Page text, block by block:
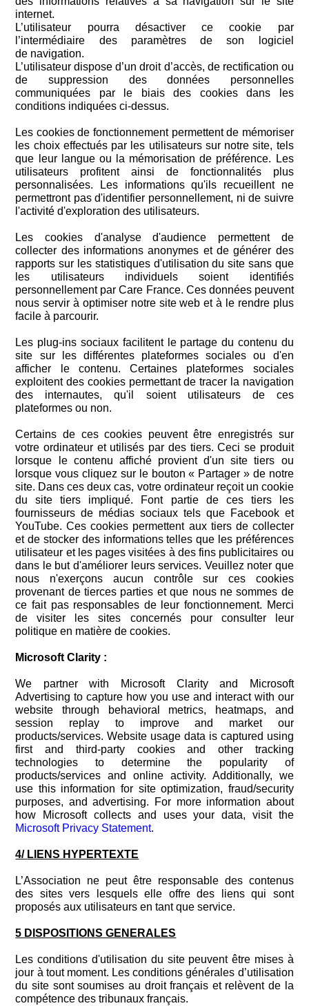
internet.
L’utilisateur pourra désactiver ce cookie par
l’intermédiaire des paramètres de son logiciel
de navigation.
L’utilisateur dispose d’un droit d’accès, de rectification ou
de suppression des données personnelles
communiquées par le biais des cookies dans les
conditions indiquées ci-dessus.
Les cookies de fonctionnement permettent de mémoriser
les choix effectués par les utilisateurs sur notre site, tels
que leur langue ou la mémorisation de préférence. Les
utilisateurs profitent ainsi de fonctionnalités plus
personnalisées. Les informations qu'ils recueillent ne
permettront pas d'identifier personnellement, ni de suivre
l'activité d'exploration des utilisateurs.
Les cookies d'analyse d'audience permettent de
collecter des informations anonymes et de générer des
rapports sur les statistiques d'utilisation du site sans que
les utilisateurs individuels soient identifiés
personnellement par Care France. Ces données peuvent
nous servir à optimiser notre site web et à le rendre plus
facile à parcourir.
Les plug-ins sociaux facilitent le partage du contenu du
site sur les différentes plateformes sociales ou d'en
afficher le contenu. Certaines plateformes sociales
exploitent des cookies permettant de tracer la navigation
des internautes, qu'il soient utilisateurs de ces
plateformes ou non.
Certains de ces cookies peuvent être enregistrés sur
votre ordinateur et utilisés par des tiers. Ceci se produit
lorsque le contenu affiché provient d'un site tiers ou
lorsque vous cliquez sur le bouton « Partager » de notre
site. Dans ces deux cas, votre ordinateur reçoit un cookie
du site tiers impliqué. Font partie de ces tiers les
fournisseurs de médias sociaux tels que Facebook et
YouTube. Ces cookies permettent aux tiers de collecter
et de stocker des informations telles que les préférences
utilisateur et les pages visitées à des fins publicitaires ou
dans le but d'améliorer leurs services. Veuillez noter que
nous n'exerçons aucun contrôle sur ces cookies
provenant de tierces parties et que nous ne sommes de
ce fait pas responsables de leur fonctionnement. Merci
de visiter les sites concernés pour consulter leur
politique en matière de cookies.
Microsoft Clarity :
We partner with Microsoft Clarity and Microsoft
Advertising to capture how you use and interact with our
website through behavioral metrics, heatmaps, and
session replay to improve and market our
products/services. Website usage data is captured using
first and third-party cookies and other tracking
technologies to determine the popularity of
products/services and online activity. Additionally, we
use this information for site optimization, fraud/security
purposes, and advertising. For more information about
how Microsoft collects and uses your data, visit the
Microsoft Privacy Statement.
4/ LIENS HYPERTEXTE
L’Association ne peut être responsable des contenus
des sites vers lesquels elle offre des liens qui sont
proposés aux utilisateurs en tant que service.
5 DISPOSITIONS GENERALES
Les conditions d'utilisation du site peuvent être mises à
jour à tout moment. Les conditions générales d’utilisation
du site sont soumises au droit français et relèvent de la
compétence des tribunaux français.